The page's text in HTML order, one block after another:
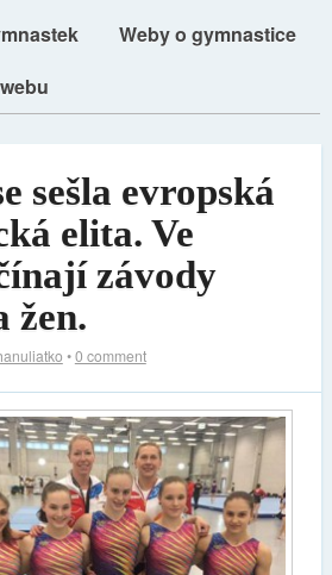
Weby o gymnastice
sešla evropská
elita. Ve
závody
žen.
•0 comment